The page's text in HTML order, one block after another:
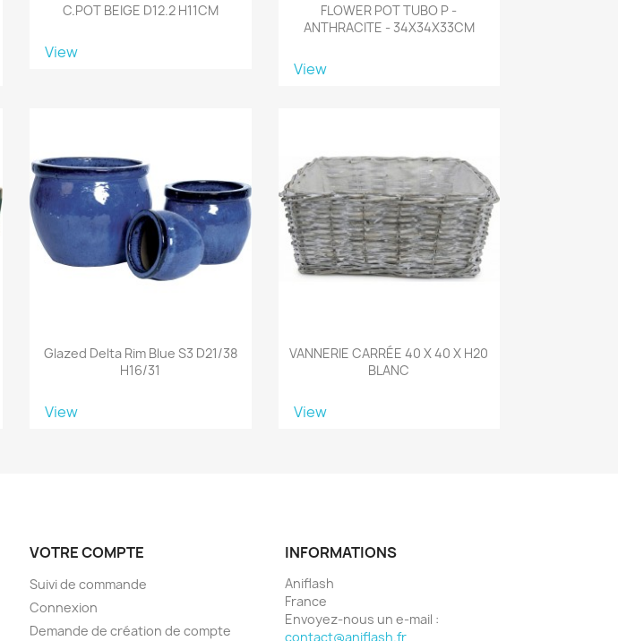
C.POT BEIGE D12.2 H11CM
View
FLOWER POT TUBO P -
ANTHRACITE - 34X34X33CM
View
Glazed Delta Rim Blue S3 D21/38
H16/31
View
VANNERIE CARRÉE 40 X 40 X H20
BLANC
View
VOTRE COMPTE
Suivi de commande
Connexion
Demande de création de compte
INFORMATIONS
Aniflash
France
Envoyez-nous un e-mail :
contact@aniflash.fr